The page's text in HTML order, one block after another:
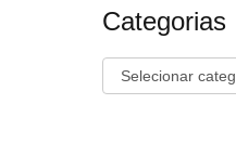
Categorias
Categorias